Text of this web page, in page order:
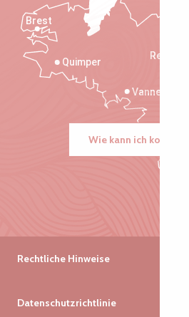
Rennes
Vannes
Quimper
Brest
Wie kann ich kommen?
Rechtliche Hinweise
Datenschutzrichtlinie